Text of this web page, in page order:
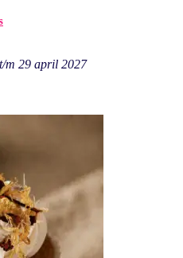
m 29 april 2027